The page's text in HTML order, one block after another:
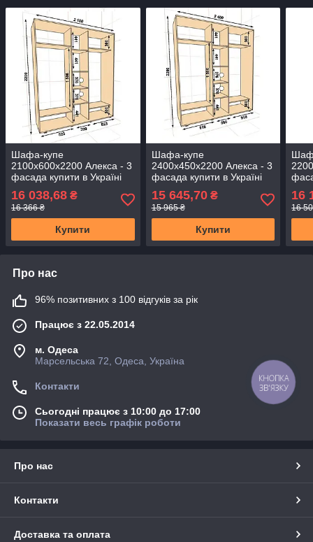
Шафа-купе
2100х600х2200 Алекса - 3
фасада купити в Україні
16 038,68 ₴
16 366 ₴
Купити
Шафа-купе
2400х450х2200 Алекса - 3
фасада купити в Україні
15 645,70₴
15 965 ₴
Купити
16
16
Про нас
96% позитивних з 100 відгуків за рік
Працює з 22.05.2014
м. Одеса
Марсельська 72, Одеса, Україна
Контакти
Сьогодні працює з 10:00 до 17:00
Показати весь графік роботи
Про нас
Контакти
Доставка та оплата
КНОПКА
ЗВ'ЯЗКУ